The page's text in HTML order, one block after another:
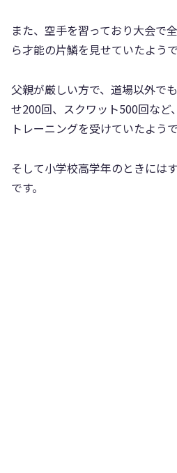
また、空手を習っており大会で
ら才能の片鱗を見せていたようで
父親が厳しい方で、道場以外で
せ200回、スクワット500回など
トレーニングを受けていたようで
そして小学校高学年のときには
です。